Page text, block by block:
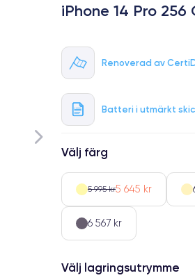
iPhone 14 Pro
Renoverad av
Batteri i utmärkt
Välj färg
5 995 kr5 645 kr
6 567 kr
Välj lagringsutrymme